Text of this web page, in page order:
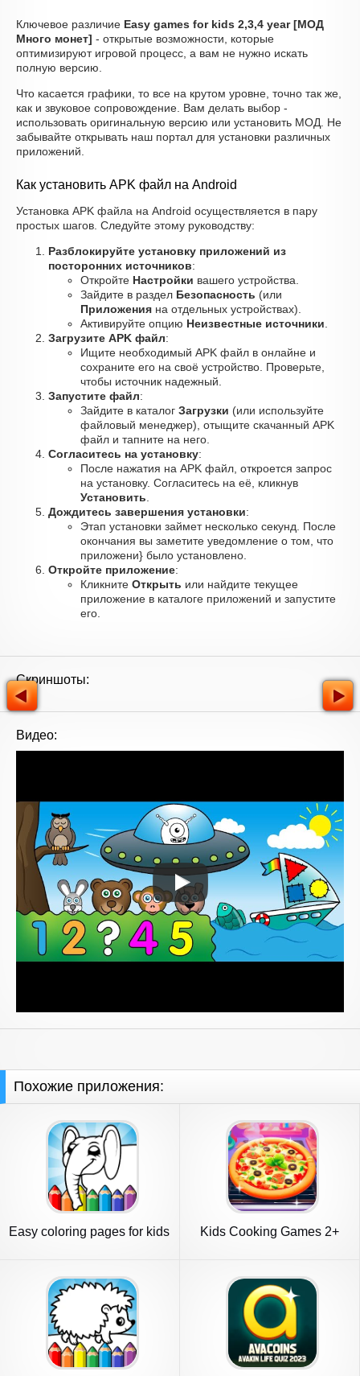
Ключевое различие Easy games for kids 2,3,4 year [МОД
Много монет] - открытые возможности, которые
оптимизируют игровой процесс, а вам не нужно искать
полную версию.
Что касается графики, то все на крутом уровне, точно так же,
как и звуковое сопровождение. Вам делать выбор -
использовать оригинальную версию или установить МОД. Не
забывайте открывать наш портал для установки различных
приложений.
Как установить APK файл на Android
Установка APK файла на Android осуществляется в пару
простых шагов. Следуйте этому руководству:
Разблокируйте установку приложений из
посторонних источников:
Откройте Настройки вашего устройства.
Зайдите в раздел Безопасность (или
Приложения на отдельных устройствах).
Активируйте опцию Неизвестные источники
Загрузите APK файл:
Ищите необходимый APK файл в онлайне и
сохраните его на своё устройство. Проверьте,
чтобы источник надежный.
Запустите файл:
Зайдите в каталог Загрузки (или используйте
файловый менеджер), отыщите скачанный APK
файл и тапните на него.
Согласитесь на установку:
После нажатия на APK файл, откроется запрос
на установку. Согласитесь на её, кликнув
Установить
Дождитесь завершения установки:
Этап установки займет несколько секунд. После
окончания вы заметите уведомление о том, что
приложени} было установлено.
Откройте приложение:
Кликните Открыть или найдите текущее
приложение в каталоге приложений и запустите
его.
Скриншоты:
Видео:
Похожие приложения:
Easy coloring pages for kids
Kids Cooking Games 2+